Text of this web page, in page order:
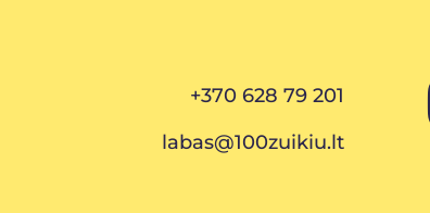
+370 628 79 201
labas@100zuikiu.lt